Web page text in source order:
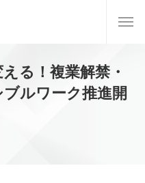
る！複業解禁・
ルワーク推進開